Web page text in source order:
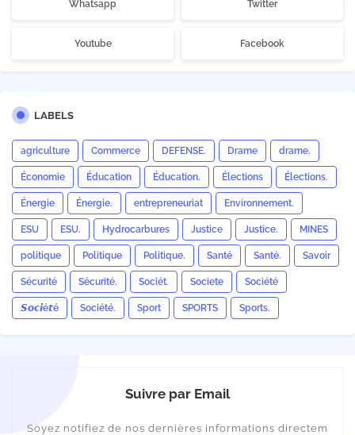
Whatsapp Twitter
Youtube Facebook
LABELS
agriculture Commerce DEFENSE. Drame drame.
Économie Éducation Éducation. Élections Élections.
Énergie Énergie. entrepreneuriat Environnement.
ESU ESU. Hydrocarbures Justice Justice. MINES
politique Politique Politique. Santé Santé. Savoir
Sécurité Sécurité. Sociét. Societe Société
𝙎𝙤𝙘𝙞é𝙩é Société. Sport SPORTS Sports.
Suivre par Email
Soyez notifiez de nos dernières informations directem